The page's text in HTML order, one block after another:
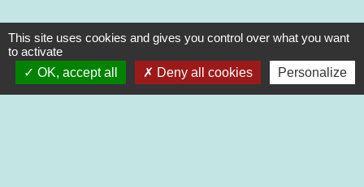
Commune de Saint-Martin-de-Saint-Maixent
2 rue des Ecoles
This site uses cookies and gives you control over what you want
to activate
OK, accept all
Deny all cookies Personalize